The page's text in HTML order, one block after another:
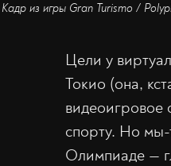
Кадр из игры Gran Turismo /
Цели у
Токио (она,
видеоигровое
спорту. Но
Олимпиаде —